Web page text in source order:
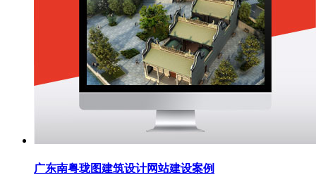
广东南粤珑图建筑设计网站建设案例